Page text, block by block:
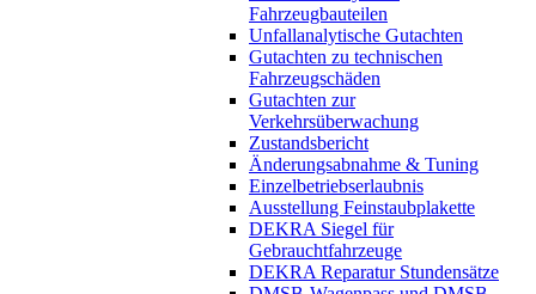
Fahrzeugbauteilen
Unfallanalytische Gutachten
Gutachten zu technischen
Fahrzeugschäden
Gutachten zur
Verkehrsüberwachung
Zustandsbericht
Änderungsabnahme & Tuning
Einzelbetriebserlaubnis
Ausstellung Feinstaubplakette
DEKRA Siegel für
Gebrauchtfahrzeuge
DEKRA Reparatur Stundensätze